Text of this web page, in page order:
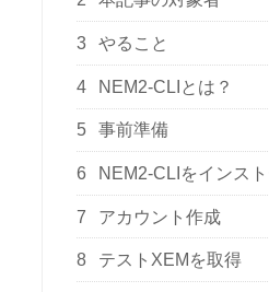
3 やること
4 NEM2-CLIとは？
5 事前準備
6 NEM2-CLIをインス
7 アカウント作成
8 テストXEMを取得